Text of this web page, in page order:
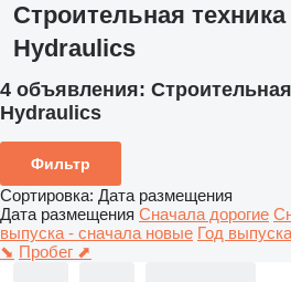
Строительная
Hydraulics
4 объявления:
Hydraulics
Фильтр
Сортировка: Дата размещения
Дата размещения Сначала дорогие
выпуска - сначала новые Год
⬊ Пробег ⬈